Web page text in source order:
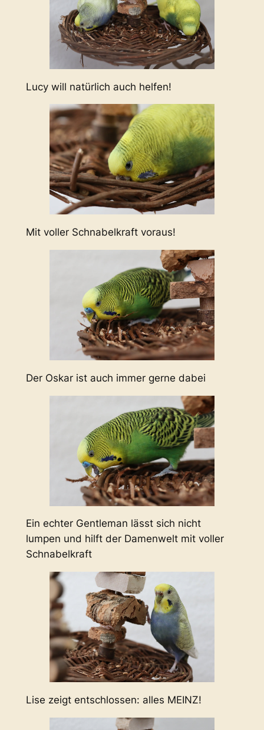
Lucy will natürlich auch helfen!
Mit voller Schnabelkraft voraus!
Der Oskar ist auch immer gerne dabei
Ein echter Gentleman lässt sich nicht
lumpen und hilft der Damenwelt mit voller
Schnabelkraft
Lise zeigt entschlossen: alles MEINZ!